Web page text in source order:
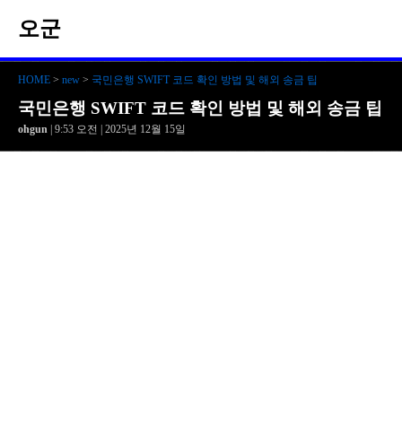
오군
HOME > new > 국민은행 SWIFT 코드 확인 방법 및 해외 송금 팁
국민은행 SWIFT 코드 확인 방법 및 해외 송금 팁
ohgun | 9:53 오전 | 2025년 12월 15일